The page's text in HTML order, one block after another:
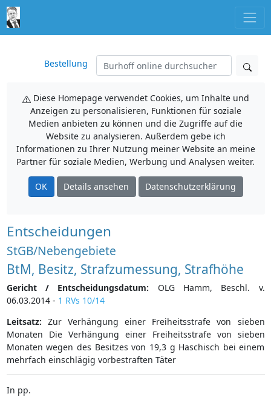
Bestellung
Diese Homepage verwendet Cookies, um Inhalte und
Anzeigen zu personalisieren, Funktionen für soziale
Medien anbieten zu können und die Zugriffe auf die
Website zu analysieren. Außerdem gebe ich
Informationen zu Ihrer Nutzung meiner Website an meine
Partner für soziale Medien, Werbung und Analysen weiter.
OK Details ansehen Datenschutzerklärung
Entscheidungen
StGB/Nebengebiete
BtM, Besitz, Strafzumessung, Strafhöhe
Gericht / Entscheidungsdatum: OLG Hamm, Beschl. v.
06.03.2014 - 1 RVs 10/14
Leitsatz: Zur Verhängung einer Freiheitsstrafe von sieben
Monaten Die Verhängung einer Freiheitsstrafe von sieben
Monaten wegen des Besitzes von 19,3 g Haschisch bei einem
mehrfach einschlägig vorbestraften Täter
In pp.